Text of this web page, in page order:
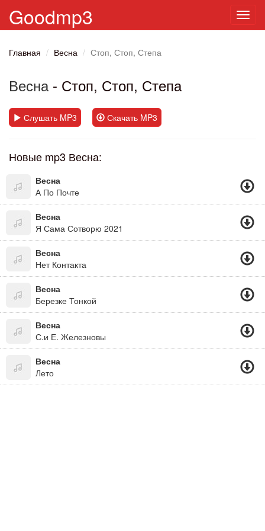
Goodmp3
Главная Весна Стоп, Стоп, Степа
Весна- Стоп, Стоп, Степа
Слушать MP3 Скачать MP3
Новые mp3 Весна:
Весна
А По Почте
Весна
Я Сама Сотворю 2021
Весна
Нет Контакта
Весна
Березке Тонкой
Весна
С.и Е. Железновы
Весна
Лето